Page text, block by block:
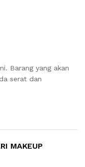
Barang yang akan
serat dan
MAKEUP